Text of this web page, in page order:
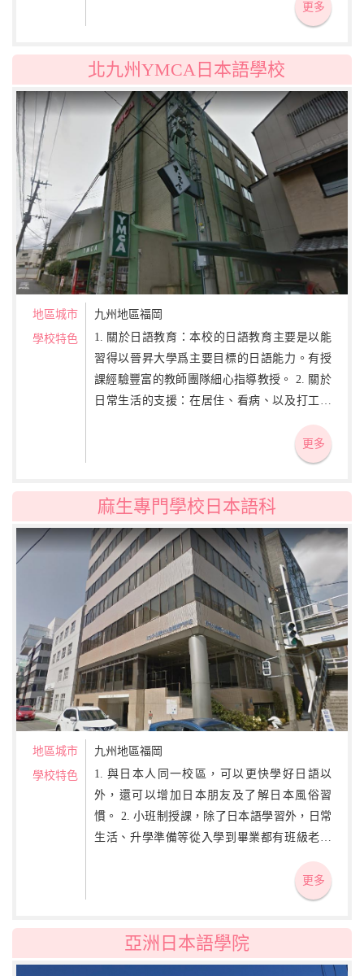
更多
北九州YMCA日本語學校
地區城市
九州地區福岡
學校特色
1. 關於日語教育：本校的日語教育主要是以能
習得以晉昇大學爲主要目標的日語能力。有授
課經驗豐富的教師團隊細心指導教授。 2. 關於
日常生活的支援：在居住、看病、以及打工等
一名學生都能每天充實的過好留學生活。 3. 關
於升學指導：從入學起便由各班主任老師們負
學院的人進行升學指導之外，我們還爲將來希
望在日本就業的人提供指導和支援，力求是鞏
固每一位同學的目標。
更多
麻生專門學校日本語科
地區城市
九州地區福岡
學校特色
1. 與日本人同一校區，可以更快學好日語以
外，還可以增加日本朋友及了解日本風俗習
慣。 2. 小班制授課，除了日本語學習外，日常
生活、升學準備等從入學到畢業都有班級老師
程，例如：英語會話、製菓體驗、日本茶道、
更多
亞洲日本語學院